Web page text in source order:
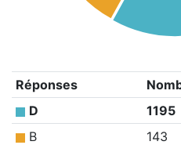
Réponses
D
1195
B
143